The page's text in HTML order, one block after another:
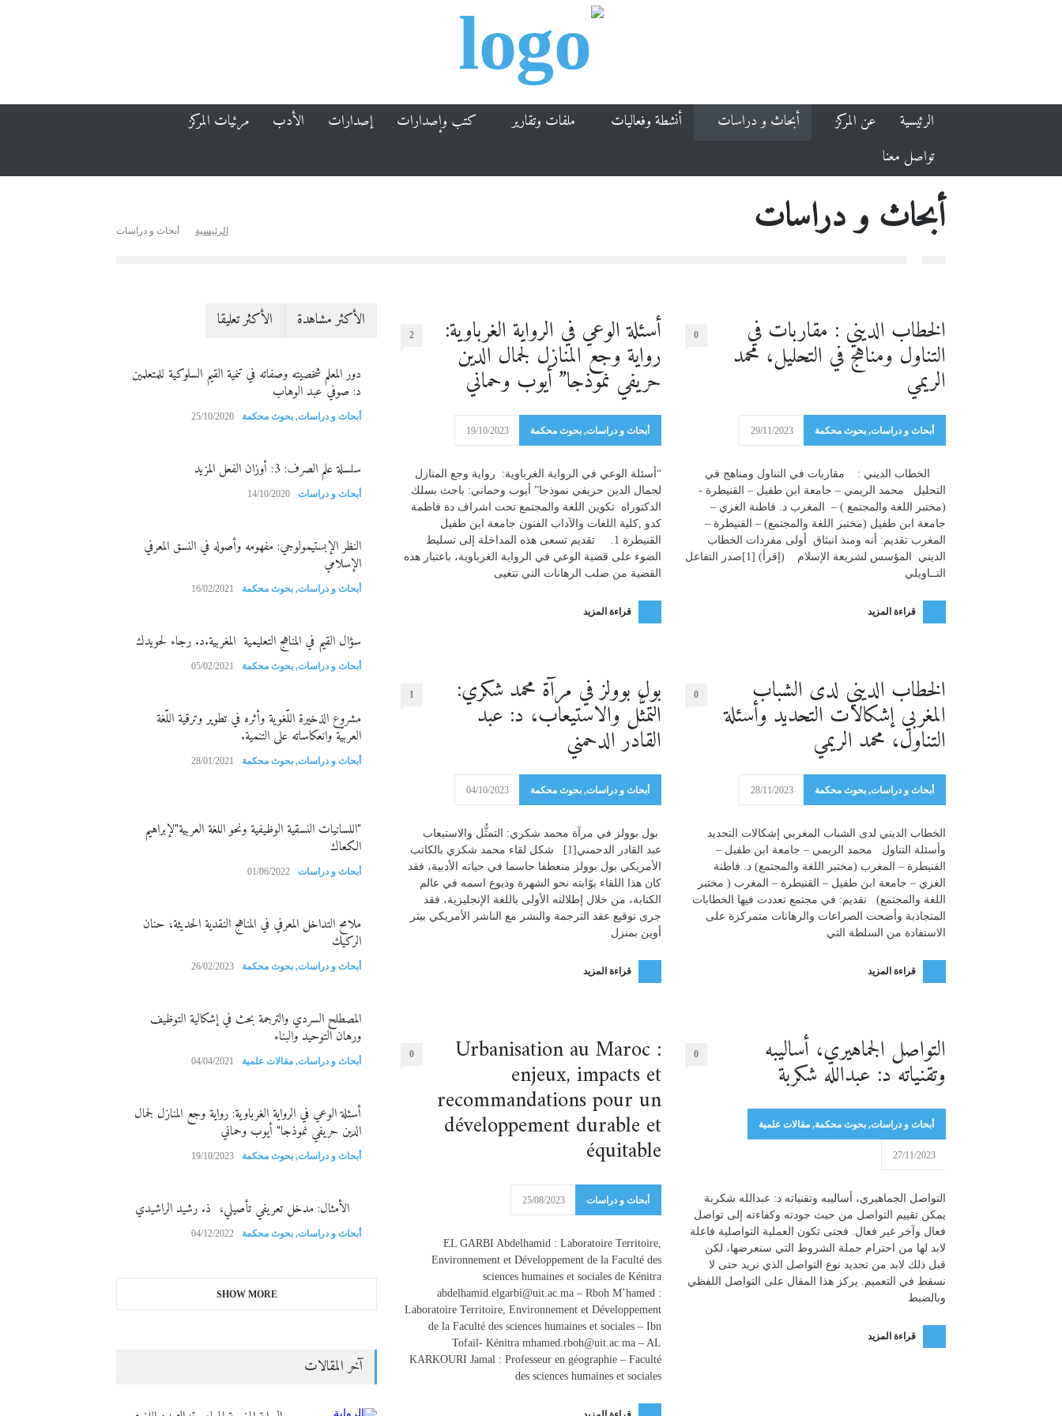
الرئيسية عن المركز أبحاث و دراسات أنشطة وفعاليات ملفات وتقارير كتب وإصدارات إصدارات الأدب
مرئيات المركز
تواصل معنا
أبحاث و دراسات الرئيسية أبحاث و دراسات
الخطاب الديني : مقاربات في
التناول ومناهج في التحليل، محمد
الريمي
0
أبحاث و دراسات, بحوث محكمة 29/11/2023
الخطاب الديني : مقاربات في التناول ومناهج في
التحليل محمد الريمي – جامعة ابن طفيل – القنيطرة -
(مختبر اللغة والمجتمع ) – المغرب د. فاطنة الغزي –
جامعة ابن طفيل (مختبر اللغة والمجتمع) – القنيطرة –
المغرب تقديم: أنه ومنذ انبثاق أولى مفردات الخطاب
الديني المؤسس لشريعة الإسلام (إقرأ) [1]صدر التفاعل
التــاويلي
قراءة المزيد
الخطاب الديني لدى الشباب
المغربي إشكالات التحديد وأسئلة
التناول، محمد الريمي
0
أبحاث و دراسات, بحوث محكمة 28/11/2023
الخطاب الديني لدى الشباب المغربي إشكالات التحديد
وأسئلة التناول محمد الريمي – جامعة ابن طفيل –
القنيطرة – المغرب (مختبر اللغة والمجتمع) د. فاطنة
الغزي – جامعة ابن طفيل – القنيطرة – المغرب ( مختبر
اللغة والمجتمع) تقديم: في مجتمع تعددت فيها الخطابات
المتجاذبة وأضحت الصراعات والرهانات متمركزة على
الاستفادة من السلطة التي
قراءة المزيد
التواصل الجماهيري، أساليبه
وتقنياته د: عبدالله شكربة
0
أبحاث و دراسات, بحوث محكمة, مقالات علمية
27/11/2023
التواصل الجماهيري، أساليبه وتقنياته د: عبدالله شكربة
يمكن تقييم التواصل من حيث جودته وكفاءته إلى تواصل
فعال وآخر غير فعال. فحتى تكون العملية التواصلية فاعلة
لابد لها من احترام جملة الشروط التي سنعرضها، لكن
قبل ذلك لابد من تحديد نوع التواصل الذي نريد حتى لا
نسقط في التعميم. يركز هذا المقال على التواصل اللفظي
وبالضبط
قراءة المزيد
أسئلة الوعي في الرواية الغرباوية:
رواية وجع المنازل لجمال الدين
حريفي نموذجا” أيوب وحماني
2
أبحاث و دراسات, بحوث محكمة 19/10/2023
“أسئلة الوعي في الرواية الغرباوية: رواية وجع المنازل
لجمال الدين حريفي نموذجا” أيوب وحماني: باحث بسلك
الدكتوراه تكوين اللغة والمجتمع تحت اشراف دة فاطمة
كدو ,كلية اللغات والآداب الفنون جامعة ابن طفيل
القنيطرة 1. تقديم تسعى هذه المداخلة إلى تسليط
الضوء على قضية الوعي في الرواية الغرباوية، باعتبار هذه
القضية من صلب الرهانات التي تتغيى
قراءة المزيد
بول بوولز في مرآة محمد شكري:
التمثُّل والاستيعاب، د: عبد
القادر الدحمني
1
أبحاث و دراسات, بحوث محكمة 04/10/2023
بول بوولز في مرآة محمد شكري: التمثُّل والاستيعاب
عبد القادر الدحمني[1] شكل لقاء محمد شكري بالكاتب
الأمريكي بول بوولز منعطفا حاسما في حياته الأدبية، فقد
كان هذا اللقاء بوّابته نحو الشهرة وذيوع اسمه في عالم
الكتابة، من خلال إطلالته الأولى باللغة الإنجليزية، فقد
جرى توقيع عقد الترجمة والنشر مع الناشر الأمريكي بيتر
أوين بمنزل
قراءة المزيد
Urbanisation au Maroc :
enjeux, impacts et
recommandations pour un
développement durable et
équitable
0
أبحاث و دراسات 25/08/2023
EL GARBI Abdelhamid : Laboratoire Territoire,
Environnement et Développement de la Faculté des
sciences humaines et sociales de Kénitra
abdelhamid.elgarbi@uit.ac.ma – Rboh M’hamed :
Laboratoire Territoire, Environnement et Développement
de la Faculté des sciences humaines et sociales – Ibn
Tofail- Kénitra mhamed.rboh@uit.ac.ma – AL
KARKOURI Jamal : Professeur en géographie – Faculté
des sciences humaines et sociales
الأكثر مشاهدة الأكثر تعليقا
دور المعلم شخصيته وصفاته في تنمية القيم السلوكية للمتعلمين
د: صوفي عبد الوهاب
أبحاث و دراسات, بحوث محكمة 25/10/2020
سلسلة علم الصرف: 3: أوزان الفعل المزيد
أبحاث و دراسات 14/10/2020
النظر الإبستيمولوجي: مفهومه وأصوله في النسق المعرفي
الإسلامي
أبحاث و دراسات, بحوث محكمة 16/02/2021
سؤال القيم في المناهج التعليمية المغربية.د. رجاء لحويدك
أبحاث و دراسات, بحوث محكمة 05/02/2021
مشروع الذخيرة اللّغوية وأثره في تطوير وترقية اللّغة
العربيّة وانعكاساته على التنمية.
أبحاث و دراسات, بحوث محكمة 28/01/2021
"اللسانيات النسقية الوظيفية ونحو اللغة العربية"لإبراهيم
الكعاك
أبحاث و دراسات 01/06/2022
ملامح التداخل المعرفي في المناهج النقدية الحديثة، حنان
الركيك
أبحاث و دراسات, بحوث محكمة 26/02/2023
المصطلح السردي والترجمة بحث في إشكالية التوظيف
ورهان التوحيد والبناء
أبحاث و دراسات, مقالات علمية 04/04/2021
أسئلة الوعي في الرواية الغرباوية: رواية وجع المنازل لجمال
الدين حريفي نموذجا" أيوب وحماني
أبحاث و دراسات, بحوث محكمة 19/10/2023
الأمثال: مدخل تعريفي تأصيلي، ذ. رشيد الراشيدي
أبحاث و دراسات, بحوث محكمة 04/12/2022
SHOW MORE
آخر المقالات